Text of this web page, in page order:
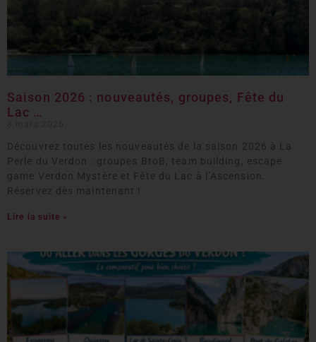
Saison 2026 : nouveautés, groupes, Fête du
Lac …
Découvrez toutes les nouveautés de la saison 2026 à La
Perle du Verdon : groupes BtoB, team building, escape
game Verdon Mystère et Fête du Lac à l’Ascension.
Réservez dès maintenant !
Lire la suite »